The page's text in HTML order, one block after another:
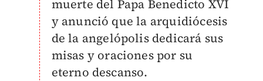
muerte del Papa Benedicto XVI
y anunció que la arquidiócesis
de la angelópolis dedicará sus
misas y oraciones por su
eterno descanso.